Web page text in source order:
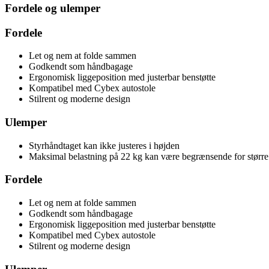
Fordele og ulemper
Fordele
Let og nem at folde sammen
Godkendt som håndbagage
Ergonomisk liggeposition med justerbar benstøtte
Kompatibel med Cybex autostole
Stilrent og moderne design
Ulemper
Styrhåndtaget kan ikke justeres i højden
Maksimal belastning på 22 kg kan være begrænsende for
Fordele
Let og nem at folde sammen
Godkendt som håndbagage
Ergonomisk liggeposition med justerbar benstøtte
Kompatibel med Cybex autostole
Stilrent og moderne design